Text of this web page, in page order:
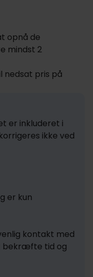
opnå de
mindst 2
nedsat pris på
er inkluderet i
ikke ved
er kun
kontakt med
bekræfte tid og